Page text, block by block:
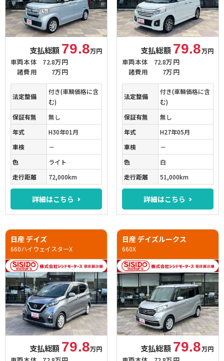
支払総額 79.8万円
車両本体
72.8万円
諸費用
7万円
法定整備
付き(車輌価格に含
む)
保証有無
無し
年式
H30年01月
車検
－
色
ライト
走行距離
72,000km
詳細はこちら
支払総額 79.8万円
車両本体
72.8万円
諸費用
7万円
法定整備
付き(車輌価格に含
む)
保証有無
無し
年式
H27年05月
車検
－
色
白
走行距離
51,000km
詳細はこちら
日産 デイズ
660ハイウェイスターX
支払総額 79.8万円
日産 デイズルークス
660X
支払総額 79.8万円